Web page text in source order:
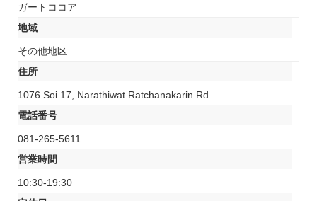
ガートココア
地域
その他地区
住所
1076 Soi 17, Narathiwat Ratchanakarin Rd.
電話番号
081-265-5611
営業時間
10:30-19:30